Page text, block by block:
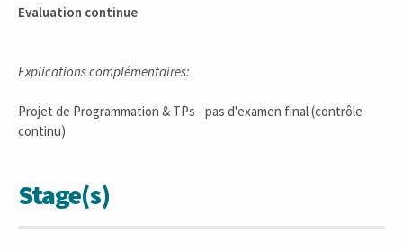
Evaluation continue
Explications complémentaires:
Projet de Programmation & TPs - pas d'examen final (contrôle
continu)
Stage(s)